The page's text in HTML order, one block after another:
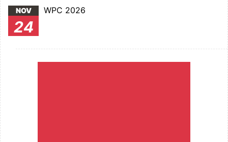
NOV
24
WPC 2026